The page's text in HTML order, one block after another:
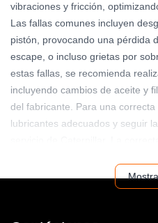
vibraciones y fricción,
Las fallas comunes incluyen
pistón, provocando una pérdida
escape, o incluso grietas por
estas fallas, se recomienda
incluyendo cambios de aceite y
del fabricante. Para una
lubricantes adecuados y seguir
motor Caterpillar. Este producto
repuestos Caterpillar, por lo que